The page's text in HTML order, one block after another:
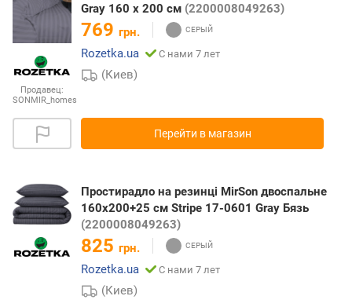
Продавец:
SONMIR_homes
Gray 160 х 200 см (2200008049263)
769 грн.
Rozetka.ua
С нами 7 лет
(Киев)
Перейти в магазин
Простирадло на резинці MirSon двоспальне
160x200+25 см Stripe 17-0601 Gray Бязь
(2200008049263)
825 грн.
Rozetka.ua
С нами 7 лет
(Киев)